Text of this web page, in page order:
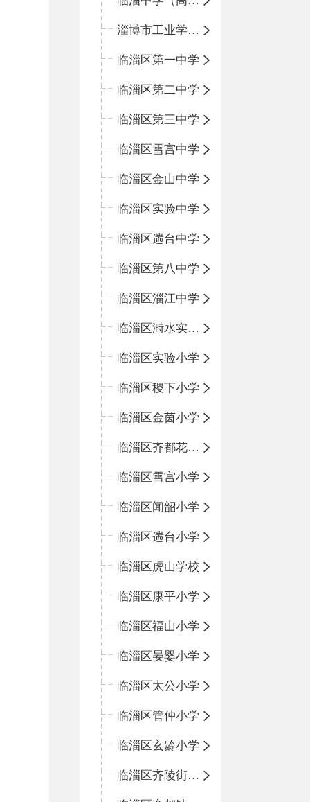
淄博市工业学校（中职学校）
临淄区第一中学
临淄区第二中学
临淄区第三中学
临淄区雪宫中学
临淄区金山中学
临淄区实验中学
临淄区遄台中学
临淄区第八中学
临淄区淄江中学
临淄区溡水实验学校
临淄区实验小学
临淄区稷下小学
临淄区金茵小学
临淄区齐都花园小学
临淄区雪宫小学
临淄区闻韶小学
临淄区遄台小学
临淄区虎山学校
临淄区康平小学
临淄区福山小学
临淄区晏婴小学
临淄区太公小学
临淄区管仲小学
临淄区玄龄小学
临淄区齐陵街道中心学校